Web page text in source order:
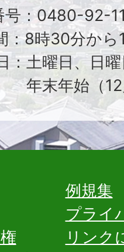
号：0480-92-
：8時30分から
：土曜日、日
年末年始（
例規集
プライ
リンク